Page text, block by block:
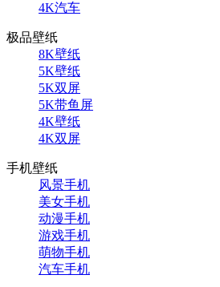
4K汽车
极品壁纸
8K壁纸
5K壁纸
5K双屏
5K带鱼屏
4K壁纸
4K双屏
手机壁纸
风景手机
美女手机
动漫手机
游戏手机
萌物手机
汽车手机